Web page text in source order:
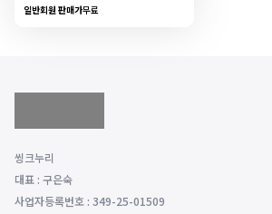
일반회원 판매가무료
씽크누리
대표 : 구은숙
사업자등록번호 : 349-25-01509